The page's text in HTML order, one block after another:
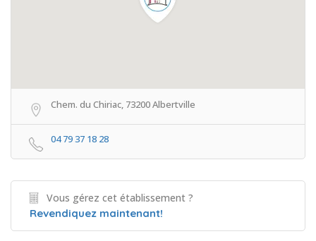
Chem. du Chiriac, 73200 Albertville
04 79 37 18 28
Vous gérez cet établissement ?
Revendiquez maintenant!